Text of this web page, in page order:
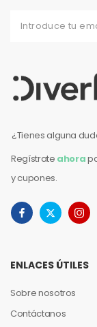
¿Tienes alguna
Regístrate ahora
y cupones.
ENLACES ÚTILES
Sobre nosotros
Contáctanos